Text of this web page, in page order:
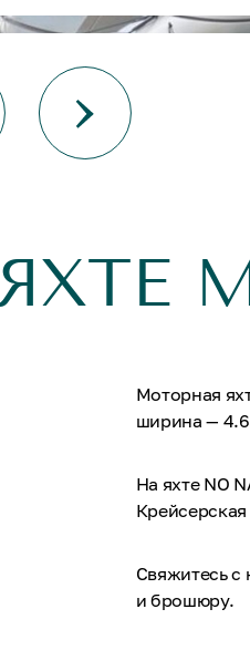
Моторная
ширина —
На яхте NO
Свяжитесь
и брошюру.